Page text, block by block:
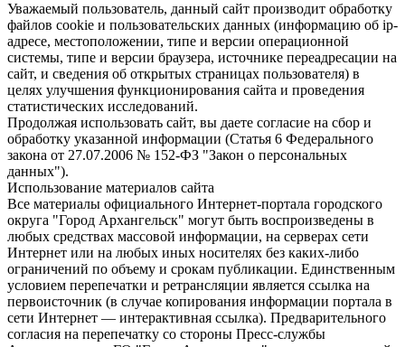
Уважаемый пользователь, данный сайт производит обработку
файлов cookie и пользовательских данных (информацию об ip-
адресе, местоположении, типе и версии операционной
системы, типе и версии браузера, источнике переадресации на
сайт, и сведения об открытых страницах пользователя) в
целях улучшения функционирования сайта и проведения
статистических исследований.
Продолжая использовать сайт, вы даете согласие на сбор и
обработку указанной информации (Статья 6 Федерального
закона от 27.07.2006 № 152-ФЗ "Закон о персональных
данных").
Использование материалов сайта
Все материалы официального Интернет-портала городского
округа "Город Архангельск" могут быть воспроизведены в
любых средствах массовой информации, на серверах сети
Интернет или на любых иных носителях без каких-либо
ограничений по объему и срокам публикации. Единственным
условием перепечатки и ретрансляции является ссылка на
первоисточник (в случае копирования информации портала в
сети Интернет — интерактивная ссылка). Предварительного
согласия на перепечатку со стороны Пресс-службы